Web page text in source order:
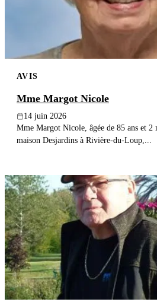
AVIS
Mme Margot Nicole
14 juin 2026
Mme Margot Nicole, âgée de 85 ans et 2
maison Desjardins à Rivière-du-Loup,...